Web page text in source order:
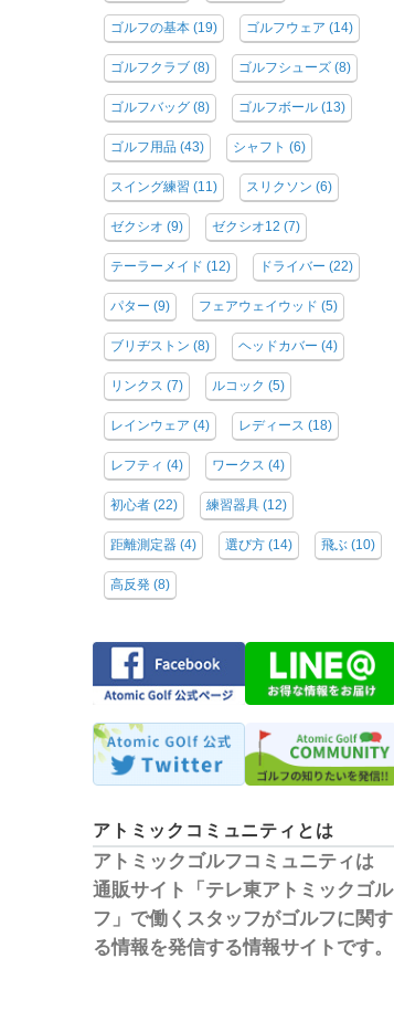
ゴルフの基本 (19) ゴルフウェア (14)
ゴルフクラブ (8) ゴルフシューズ (8)
ゴルフバッグ (8) ゴルフボール (13)
ゴルフ用品 (43) シャフト (6)
スイング練習 (11) スリクソン (6)
ゼクシオ (9) ゼクシオ12 (7)
テーラーメイド (12) ドライバー (22)
パター (9) フェアウェイウッド (5)
ブリヂストン (8) ヘッドカバー (4)
リンクス (7) ルコック (5)
レインウェア (4) レディース (18)
レフティ (4) ワークス (4)
初心者 (22) 練習器具 (12)
距離測定器 (4) 選び方 (14) 飛ぶ (10)
高反発 (8)
アトミックコミュニティとは
アトミックゴルフコミュニティは
通販サイト「テレ東アトミックゴル
フ」で働くスタッフがゴルフに関す
る情報を発信する情報サイトです。